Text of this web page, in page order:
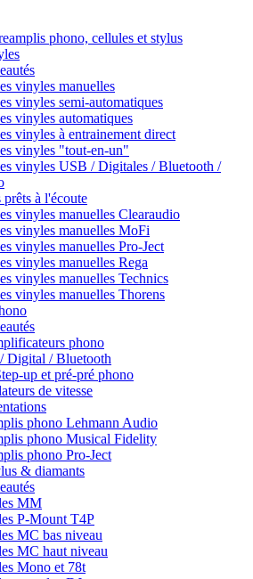
phono, cellules et stylus
vinyles manuelles
vinyles semi-automatiques
vinyles automatiques
vinyles à entrainement direct
vinyles "tout-en-un"
vinyles USB / Digitales / Bluetooth /
prêts à l'écoute
vinyles manuelles Clearaudio
vinyles manuelles MoFi
vinyles manuelles Pro-Ject
vinyles manuelles Rega
vinyles manuelles Technics
vinyles manuelles Thorens
phono
Digital / Bluetooth
up et pré-pré phono
de vitesse
phono Lehmann Audio
phono Musical Fidelity
phono Pro-Ject
& diamants
MM
P-Mount T4P
MC bas niveau
MC haut niveau
Mono et 78t